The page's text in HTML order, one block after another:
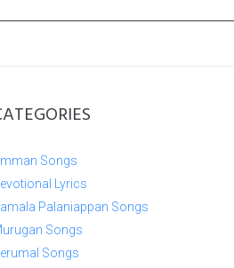
Songs
Lyrics
Palaniappan Songs
Songs
Songs